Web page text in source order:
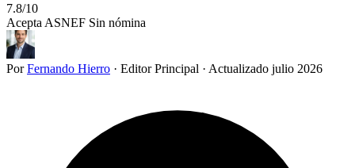
7.8/10
Acepta ASNEF Sin nómina
PorFernando Hierro · Editor Principal · Actualizado julio 2026